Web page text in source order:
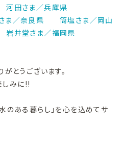
さま／兵庫県
ま／奈良県 筒塩さま／岡山
堂さま／福岡県
とうございます。
しみに!!
のある暮らし」を心を込めてサ